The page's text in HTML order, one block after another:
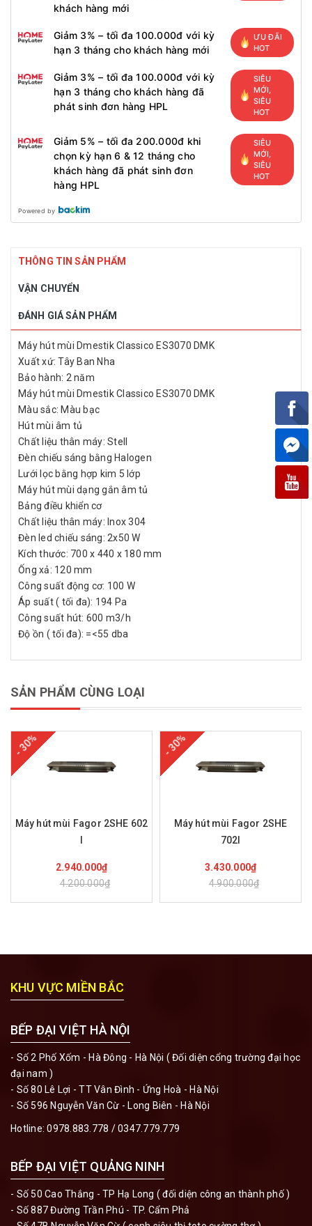
khách hàng mới
Giảm 3% – tối đa 100.000đ với kỳ
hạn 3 tháng cho khách hàng mới
ƯU ĐÃI
HOT
Giảm 3% – tối đa 100.000đ với kỳ
hạn 3 tháng cho khách hàng đã
phát sinh đơn hàng HPL
SIÊU
MỚI,
SIÊU
HOT
Giảm 5% – tối đa 200.000đ khi
chọn kỳ hạn 6 & 12 tháng cho
khách hàng đã phát sinh đơn
hàng HPL
SIÊU
MỚI,
SIÊU
HOT
Powered by
THÔNG TIN SẢN PHẨM
VẬN CHUYỂN
ĐÁNH GIÁ SẢN PHẨM
Máy hút mùi Dmestik Classico ES3070 DMK
Xuất xứ: Tây Ban Nha
Bảo hành: 2 năm
Máy hút mùi Dmestik Classico ES3070 DMK
Màu sắc: Màu bạc
Hút mùi âm tủ
Chất liệu thân máy: Stell
Đèn chiếu sáng bằng Halogen
Lưới lọc bằng hợp kim 5 lớp
Máy hút mùi dạng gắn âm tủ
Bảng điều khiển cơ
Chất liệu thân máy: Inox 304
Đèn led chiếu sáng: 2x50 W
Kích thước: 700 x 440 x 180 mm
Ống xả: 120 mm
Công suất động cơ: 100 W
Áp suất ( tối đa): 194 Pa
Công suất hút: 600 m3/h
Độ ồn ( tối đa): =<55 dba
SẢN PHẨM CÙNG LOẠI
- 30%
Máy hút mùi Fagor 2SHE 602
I
2.940.000₫
4.200.000₫
- 30%
Máy hút mùi Fagor 2SHE
702I
3.430.000₫
4.900.000₫
KHU VỰC MIỀN BẮC
BẾP ĐẠI VIỆT HÀ NỘI
- Số 2 Phố Xốm - Hà Đông - Hà Nội ( Đối diện cổng trường đại học
đại nam )
- Số 80 Lê Lợi - TT Vân Đình - Ứng Hoà - Hà Nội
- Số 596 Nguyễn Văn Cừ - Long Biên - Hà Nội
Hotline:0978.883.778 /0347.779.779
BẾP ĐẠI VIỆT QUẢNG NINH
- Số 50 Cao Thắng - TP Hạ Long ( đối diện công an thành phố )
- Số 887 Đường Trần Phú - TP. Cẩm Phả